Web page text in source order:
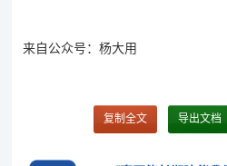
来自公众号：杨大用
复制全文 导出文档